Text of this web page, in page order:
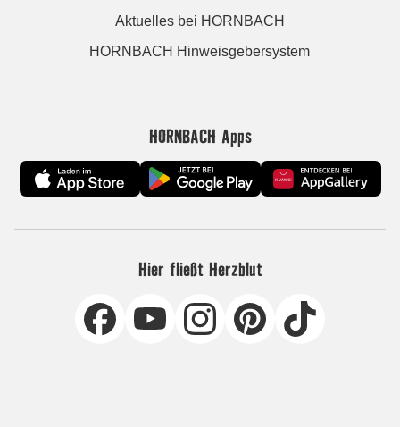
Aktuelles bei HORNBACH
HORNBACH Hinweisgebersystem
HORNBACH Apps
Hier fließt Herzblut